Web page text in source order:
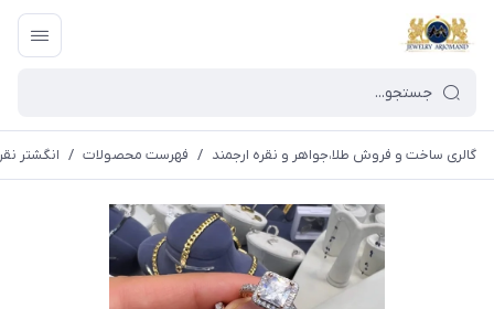
گالری ساخت و فروش طلا،جواهر و نقره ارجمند / فهرست محصولات / انگشتر